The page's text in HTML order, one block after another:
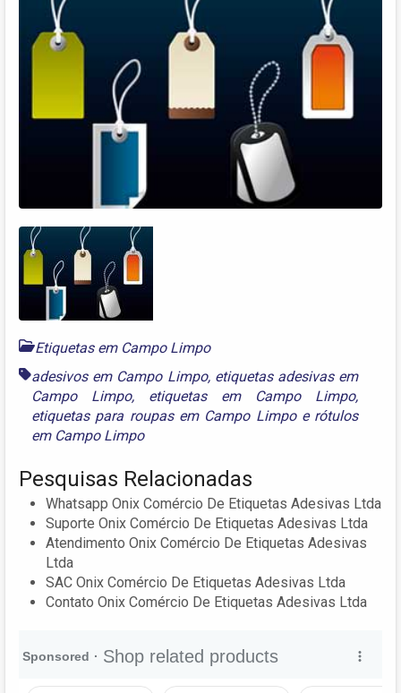
Etiquetas em Campo Limpo
adesivos em Campo Limpo, etiquetas adesivas em
Campo Limpo, etiquetas em Campo Limpo,
etiquetas para roupas em Campo Limpoe rótulos
em Campo Limpo
Pesquisas Relacionadas
Whatsapp Onix Comércio De Etiquetas Adesivas Ltda
Suporte Onix Comércio De Etiquetas Adesivas Ltda
Atendimento Onix Comércio De Etiquetas Adesivas
Ltda
SAC Onix Comércio De Etiquetas Adesivas Ltda
Contato Onix Comércio De Etiquetas Adesivas Ltda